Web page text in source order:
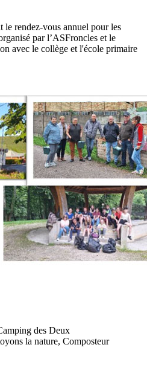
le rendez-vous annuel pour les
par l’ASFroncles et le
avec le collège et l'école primaire
des Deux
la nature, Composteur